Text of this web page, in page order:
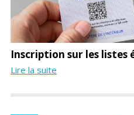
Inscription sur les listes
Lire la suite